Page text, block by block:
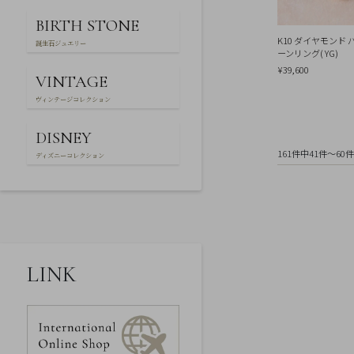
K10 ダイヤモンド
ーンリング( YG)
¥39,600
161件中41件～60
BIRTH STONE
誕生石ジュエリー
VINTAGE
ヴィンテージコレクション
DISNEY
ディズニーコレクション
LINK
定
商
法
く
表
示